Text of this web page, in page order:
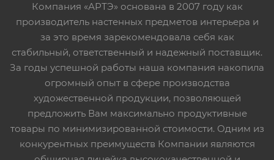
Компания «АРТЭ» основана в 2007 году как
производитель настенных предметов интерьера и
за это время зарекомендовала себя как
стабильный, ответственный и надежный поставщик.
За годы успешной работы наша компания накопила
огромный опыт в сфере производства
художественной продукции, позволяющей
предложить Вам максимально продуктивные
товары по минимизированной стоимости. Одним из
конкурентных преимуществ Компании являются